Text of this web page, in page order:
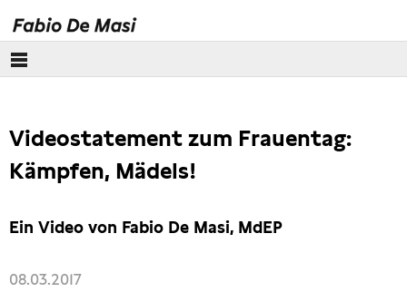
Europäisches Parlament
Themen
Presse
Videostatement zum Frauentag:
Kämpfen, Mädels!
Ein Video von Fabio De Masi, MdEP
08.03.2017